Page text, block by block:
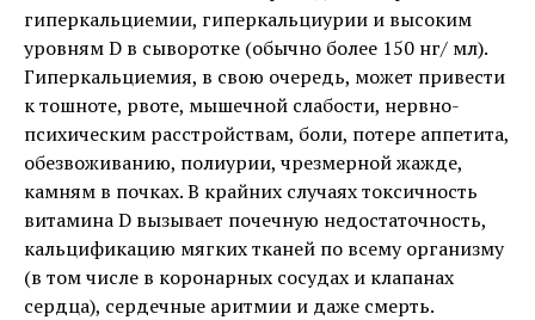
гиперкальциемии, гиперкальциурии и высоким
уровням D в сыворотке (обычно более 150 нг/ мл).
Гиперкальциемия, в свою очередь, может привести
к тошноте, рвоте, мышечной слабости, нервно-
психическим расстройствам, боли, потере аппетита,
обезвоживанию, полиурии, чрезмерной жажде,
камням в почках. В крайних случаях токсичность
витамина D вызывает почечную недостаточность,
кальцификацию мягких тканей по всему организму
(в том числе в коронарных сосудах и клапанах
сердца), сердечные аритмии и даже смерть.